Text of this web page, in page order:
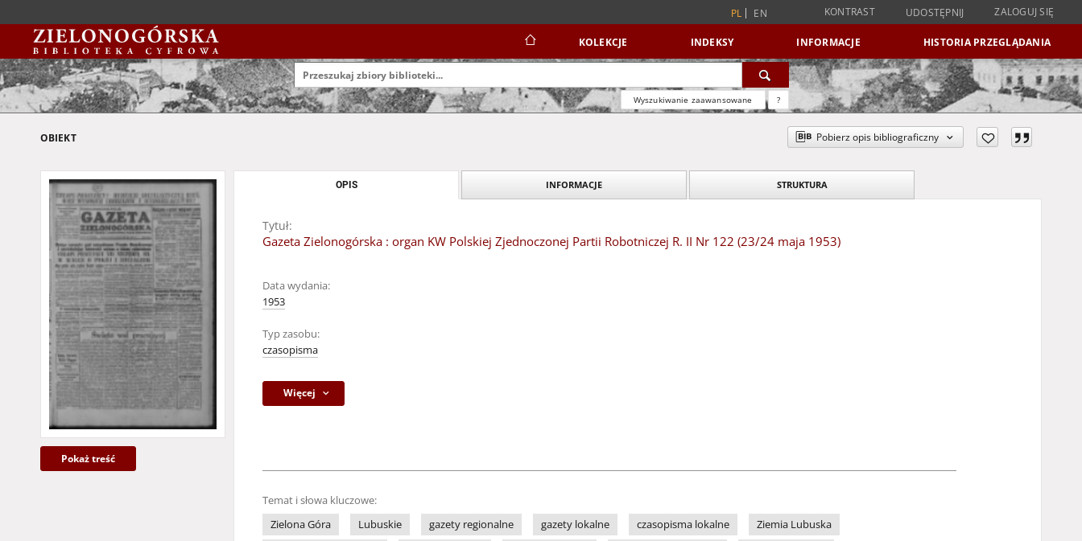
PL EN KONTRAST UDOSTĘPNIJ ZALOGUJ SIĘ
KOLEKCJE INDEKSY INFORMACJE HISTORIA PRZEGLĄDANIA
Wyszukiwanie zaawansowane ?
OBIEKT Pobierz opis bibliograficzny
Pokaż treść
OPIS INFORMACJE STRUKTURA
Tytuł:
Gazeta Zielonogórska : organ KW Polskiej Zjednoczonej Partii Robotniczej R. II Nr 122 (23/24 maja 1953)
Data wydania:
1953
Typ zasobu:
czasopisma
Więcej
Temat i słowa kluczowe:
Zielona Góra
Lubuskie gazety regionalne gazety lokalne czasopisma lokalne
Ziemia Lubuska